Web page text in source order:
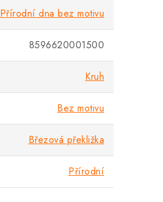
Přírodní dna bez motivu
8596620001500
Kruh
Bez motivu
Březová překližka
Přírodní